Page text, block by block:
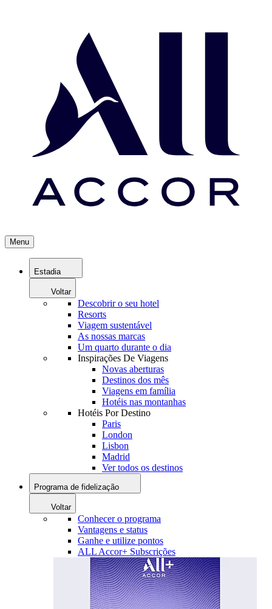
Menu
Estadia
Voltar
Descobrir o seu hotel
Resorts
Viagem sustentável
As nossas marcas
Um quarto durante o dia
Inspirações De Viagens
Novas aberturas
Destinos dos mês
Viagens em família
Hotéis nas montanhas
Hotéis Por Destino
Paris
London
Lisbon
Madrid
Ver todos os destinos
Programa de fidelização
Voltar
Conhecer o programa
Vantagens e status
Ganhe e utilize pontos
ALL Accor+ Subscrições